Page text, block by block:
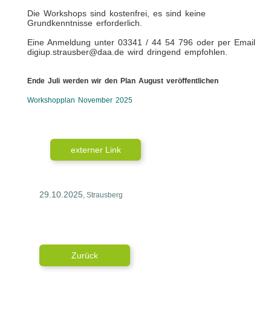
Die Workshops sind kostenfrei, es sind keine
Grundkenntnisse erforderlich.
Eine Anmeldung unter 03341 / 44 54 796 oder per Email
digiup.strausber@daa.de wird dringend empfohlen.
Ende Juli werden wir den Plan August veröffentlichen
Workshopplan November 2025
externer Link
29.10.2025, Strausberg
Zurück